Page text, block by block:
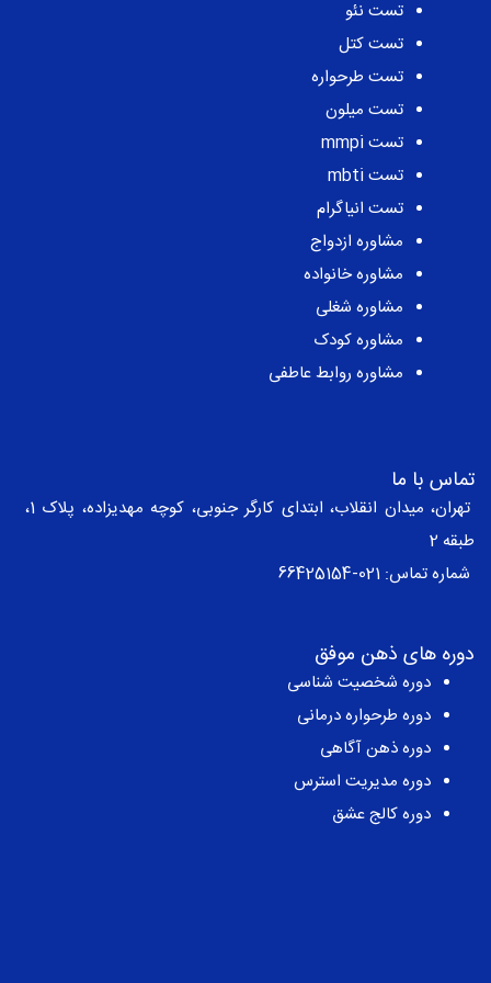
تست نئو
تست کتل
تست طرحواره
تست میلون
تست mmpi
تست mbti
تست انیاگرام
مشاوره ازدواج
مشاوره خانواده
مشاوره شغلی
مشاوره کودک
مشاوره روابط عاطفی
تماس با ما
تهران، میدان انقلاب، ابتدای کارگر جنوبی، کوچه مهدیزاده، پلاک 1،
طبقه 2
شماره تماس: 021-66425154
دوره های ذهن موفق
دوره شخصیت شناسی
دوره طرحواره درمانی
دوره ذهن آگاهی
دوره مدیریت استرس
دوره کالج عشق